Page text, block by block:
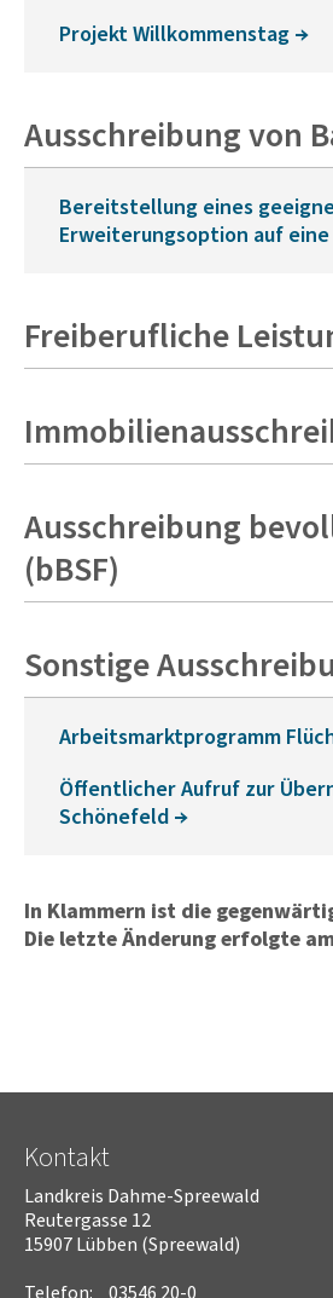
Projekt Willkommenstag
Ausschreibung von
Bereitstellung eines
Erweiterungsoption auf
Freiberufliche
Ausschreibung
(bBSF)
Sonstige
Arbeitsmarktprogramm
Öffentlicher Aufruf zur
Schönefeld
In Klammern ist die
Die letzte Änderung erfolgte
Kontakt
Landkreis Dahme-Spreewald
Reutergasse 12
15907 Lübben (Spreewald)